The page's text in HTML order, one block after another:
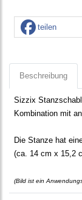
teilen
Beschreibung
Sizzix
Kombination mit
Die Stanze hat
(ca. 14 cm x 15,2
(Bild ist ein